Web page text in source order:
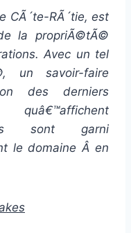
CÃ´te-RÃ´tie, est
la propriÃ©tÃ©
Avec un tel
un savoir-faire
des derniers
sont garni
le domaine Â en